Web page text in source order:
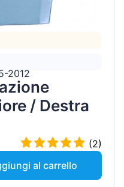
2012
/ Destra
(2)
al carrello